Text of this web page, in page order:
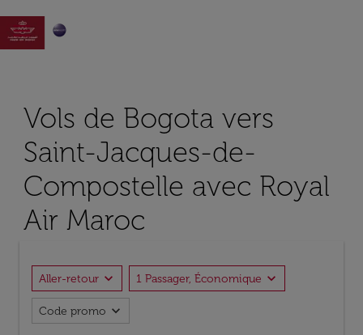

Vols de Bogota vers
Saint-Jacques-de-
Compostelle avec Royal
Air Maroc
Aller-retour expand_more 1 Passager, Économique expand_more
Code promo expand_more